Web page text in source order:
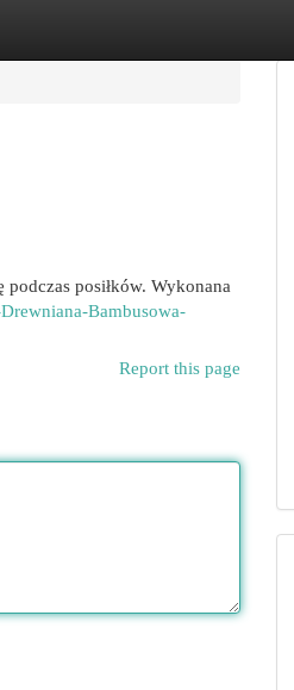
posiłków. Wykonana
Bambusowa-
Report this page